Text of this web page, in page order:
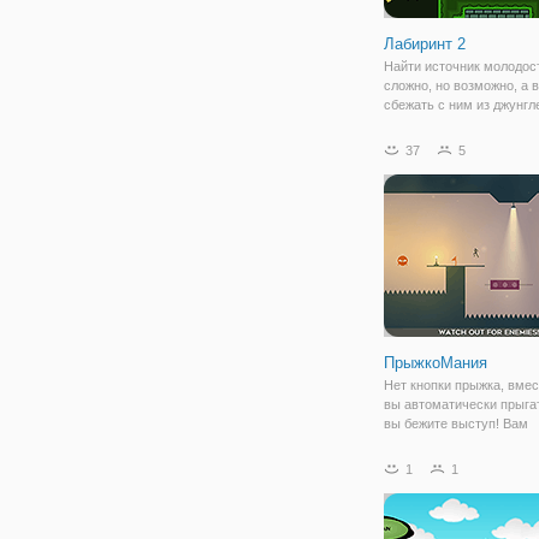
Лабиринт 2
Найти источник
сложно, но возможно, а
сбежать с ним из
"Лабиринт 2" вам
вашим персонажем
отважная девушка,
37 5
ПрыжкоМания
Нет кнопки прыжка,
вы автоматически
вы бежите выступ! Вам
если вы хотите бить в
1 1